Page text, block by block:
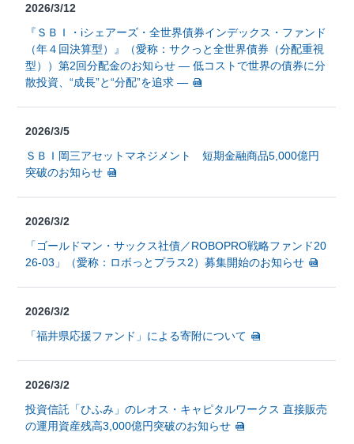
2026/3/12
『ＳＢＩ・iシェアーズ・全世界債券インデックス・ファンド
（年４回決算型）』（愛称：サクっと全世界債券（分配重視
型））第2回分配金のお知らせ ― 低コストで世界の債券に分
散投資、“成長”と“分配”を追求 ―
2026/3/5
ＳＢＩ岡三アセットマネジメント 短期金融商品5,000億円
突破のお知らせ
2026/3/2
「ゴールドマン・サックス社債／ROBOPRO戦略ファンド20
26-03」（愛称：ロボっとプラス2）募集開始のお知らせ
2026/3/2
「福井県応援ファンド」による寄附について
2026/3/2
投資信託「ひふみ」のレオス・キャピタルワークス 直接販売
の運用資産残高3,000億円突破のお知らせ